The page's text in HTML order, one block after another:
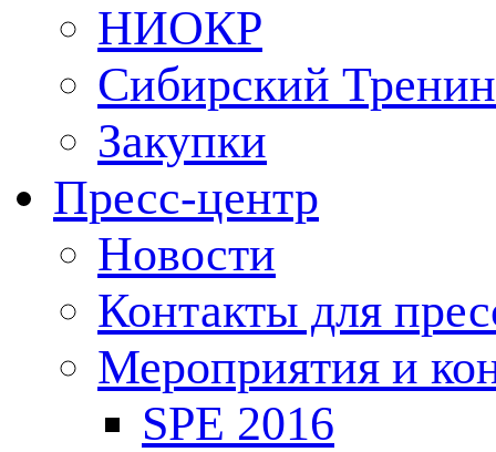
НИОКР
Сибирский
Закупки
Пресс-центр
Новости
Контакты для
Мероприятия и
SPE 2016